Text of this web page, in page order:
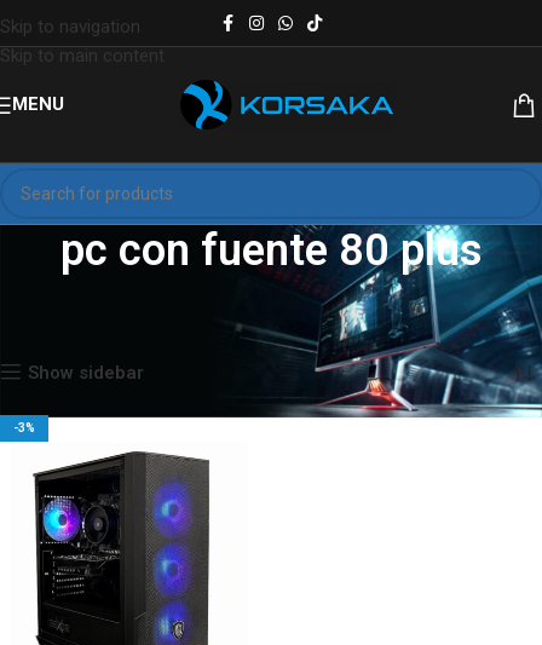
Skip to navigation
Skip to main content
MENU
pc con fuente 80 plus
Productos etiquetados “pc con fuente 80 plus”
Show sidebar
-3%